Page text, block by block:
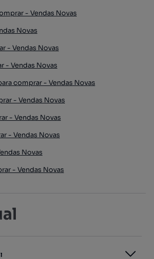
- Vendas Novas
Novas
- Vendas Novas
- Vendas Novas
comprar - Vendas Novas
- Vendas Novas
- Vendas Novas
- Vendas Novas
Novas
- Vendas Novas